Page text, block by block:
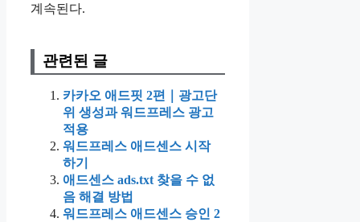
계속된다.
관련된 글
카카오 애드핏 2편｜광고단
위 생성과 워드프레스 광고
적용
워드프레스 애드센스 시작
하기
애드센스 ads.txt 찾을 수 없
음 해결 방법
워드프레스 애드센스 승인 2